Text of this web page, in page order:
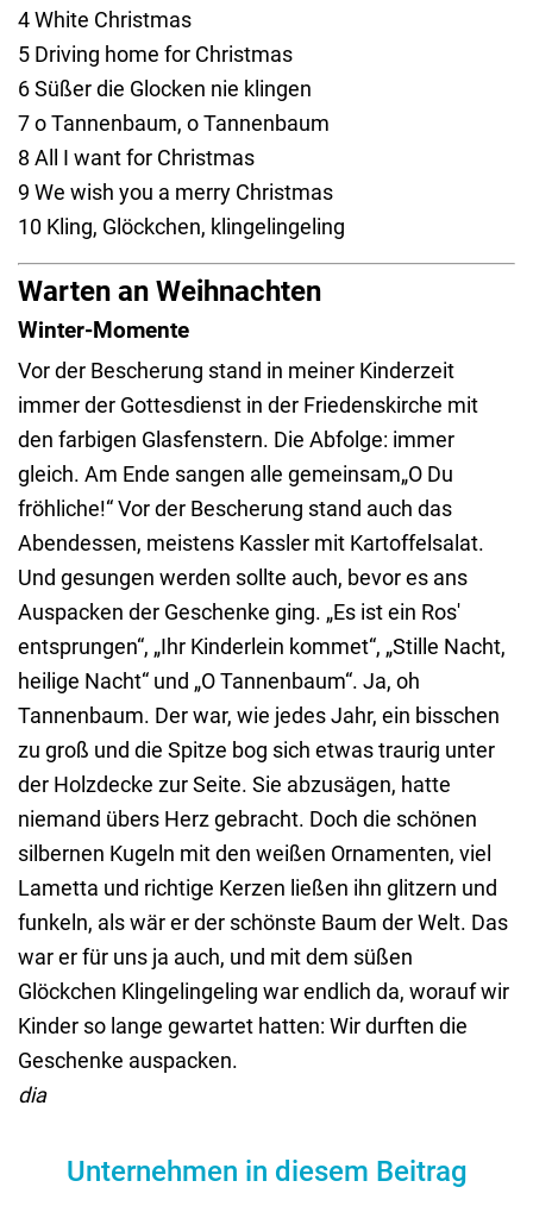
4 White Christmas
5 Driving home for Christmas
6 Süßer die Glocken nie klingen
7 o Tannenbaum, o Tannenbaum
8 All I want for Christmas
9 We wish you a merry Christmas
10 Kling, Glöckchen, klingelingeling
Warten an Weihnachten
Winter-Momente
Vor der Bescherung stand in meiner Kinderzeit
immer der Gottesdienst in der Friedenskirche mit
den farbigen Glasfenstern. Die Abfolge: immer
gleich. Am Ende sangen alle gemeinsam„O Du
fröhliche!“ Vor der Bescherung stand auch das
Abendessen, meistens Kassler mit Kartoffelsalat.
Und gesungen werden sollte auch, bevor es ans
Auspacken der Geschenke ging. „Es ist ein Ros'
entsprungen“, „Ihr Kinderlein kommet“, „Stille Nacht,
heilige Nacht“ und „O Tannenbaum“. Ja, oh
Tannenbaum. Der war, wie jedes Jahr, ein bisschen
zu groß und die Spitze bog sich etwas traurig unter
der Holzdecke zur Seite. Sie abzusägen, hatte
niemand übers Herz gebracht. Doch die schönen
silbernen Kugeln mit den weißen Ornamenten, viel
Lametta und richtige Kerzen ließen ihn glitzern und
funkeln, als wär er der schönste Baum der Welt. Das
war er für uns ja auch, und mit dem süßen
Glöckchen Klingelingeling war endlich da, worauf wir
Kinder so lange gewartet hatten: Wir durften die
Geschenke auspacken.
dia
Unternehmen in diesem Beitrag